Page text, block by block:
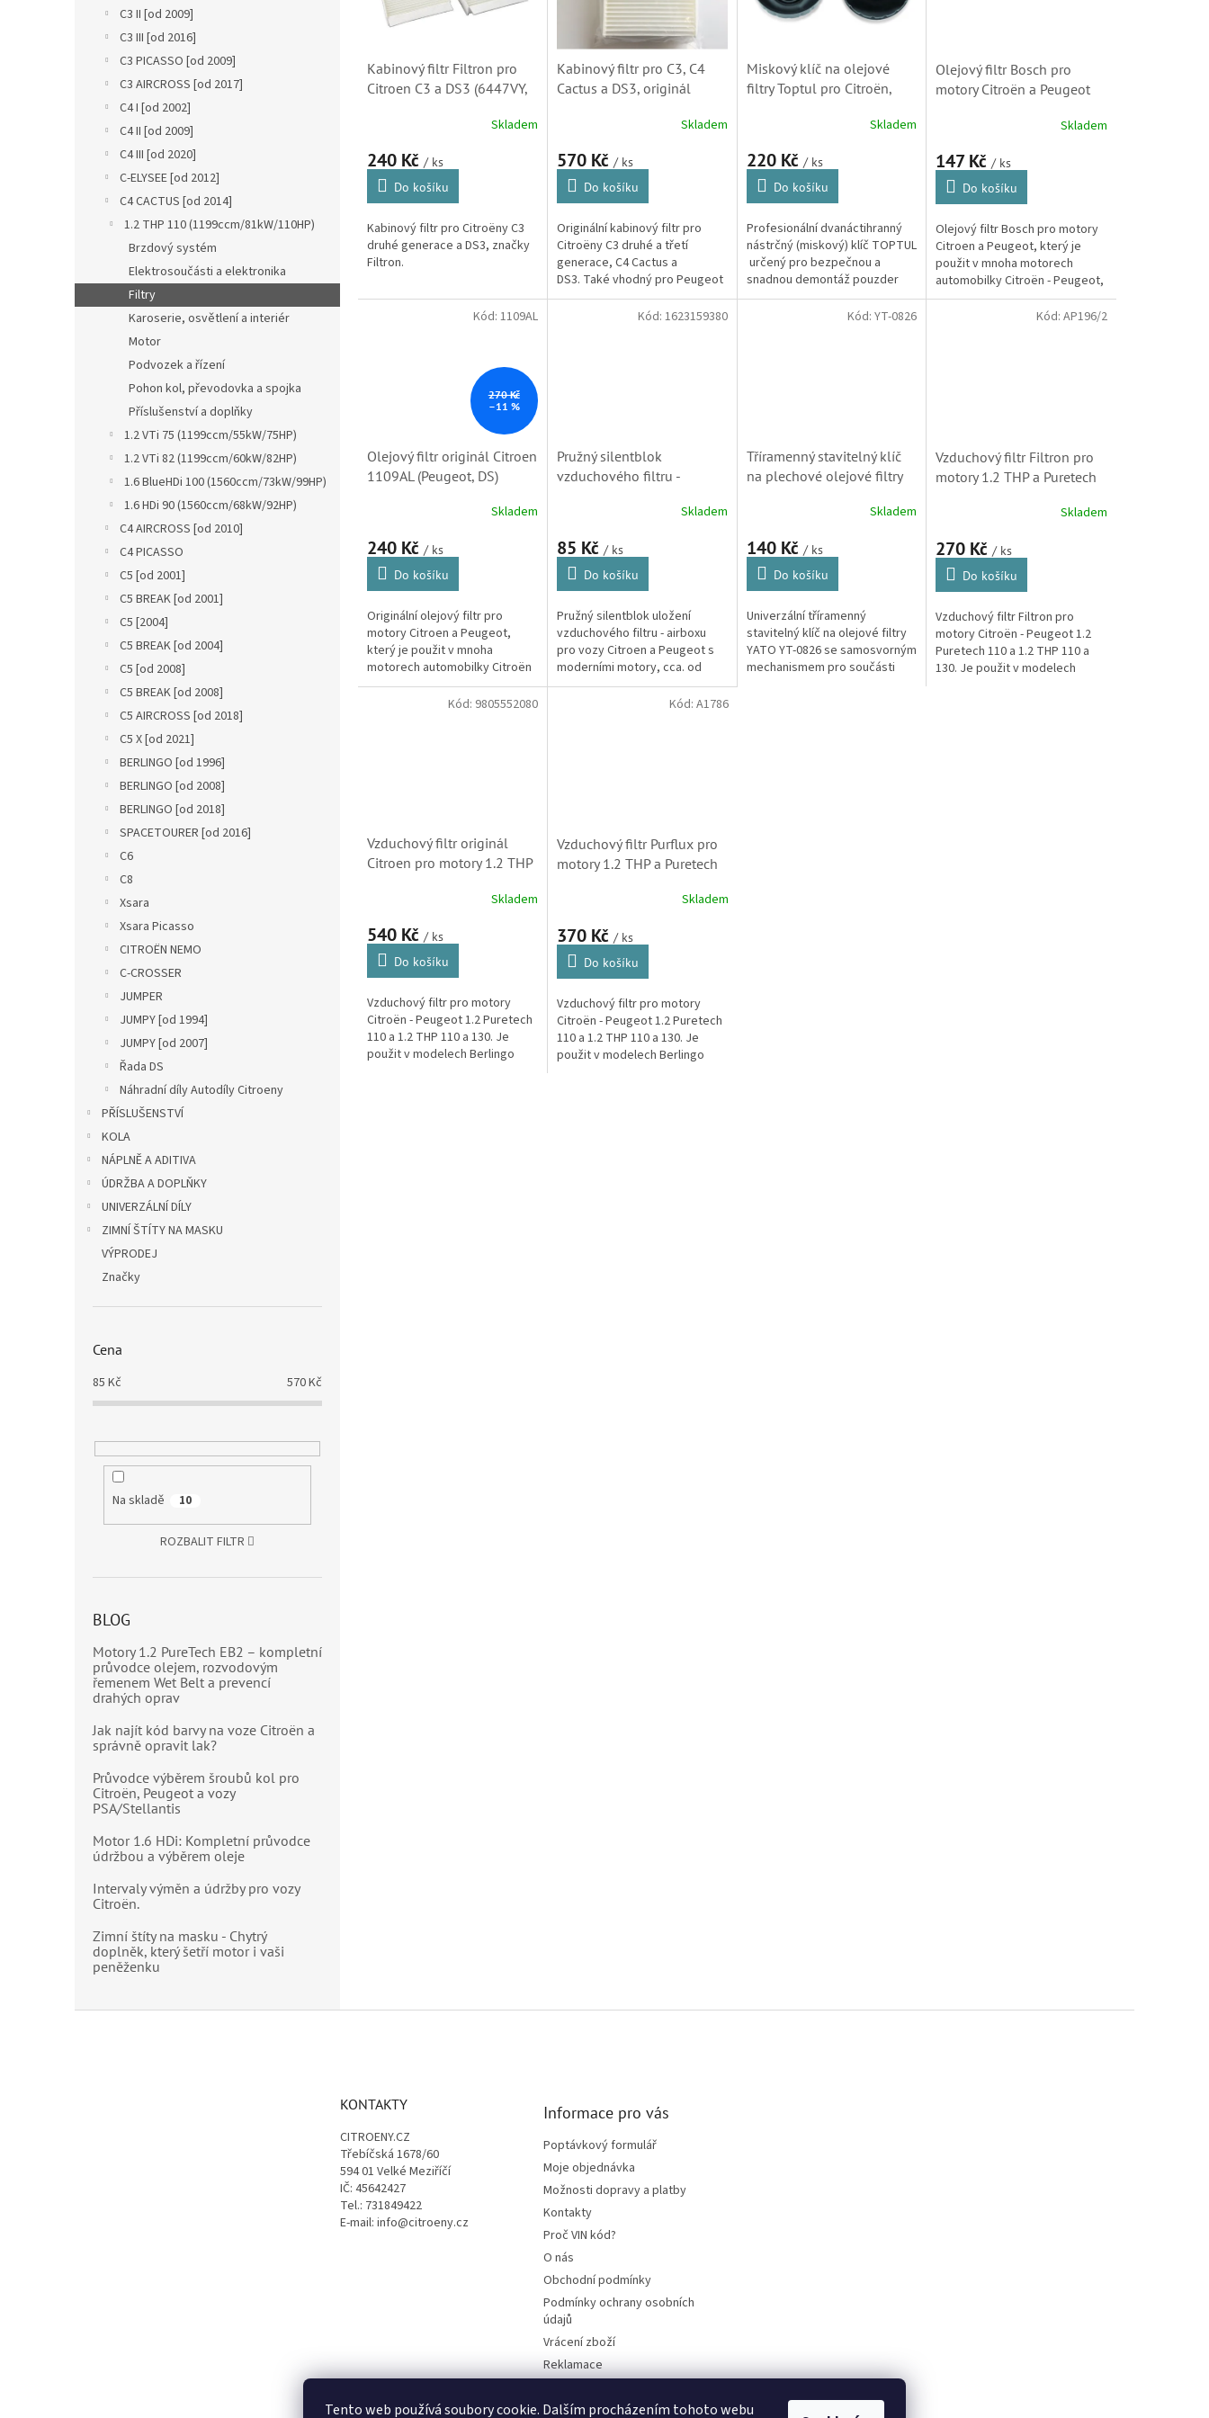
Tento web používá soubory cookie. Dalším procházením tohoto webu
C3 II [od 2009]
C3 III [od 2016]
C3 PICASSO [od 2009]
C3 AIRCROSS [od 2017]
C4 I [od 2002]
C4 II [od 2009]
C4 III [od 2020]
C-ELYSEE [od 2012]
C4 CACTUS [od 2014]
1.2 THP 110 (1199ccm/81kW/110HP)
Brzdový systém
Elektrosoučásti a elektronika
Filtry
Karoserie, osvětlení a interiér
Motor
Podvozek a řízení
Pohon kol, převodovka a spojka
Příslušenství a doplňky
1.2 VTi 75 (1199ccm/55kW/75HP)
1.2 VTi 82 (1199ccm/60kW/82HP)
1.6 BlueHDi 100 (1560ccm/73kW/99HP)
1.6 HDi 90 (1560ccm/68kW/92HP)
C4 AIRCROSS [od 2010]
C4 PICASSO
C5 [od 2001]
C5 BREAK [od 2001]
C5 [2004]
C5 BREAK [od 2004]
C5 [od 2008]
C5 BREAK [od 2008]
C5 AIRCROSS [od 2018]
C5 X [od 2021]
BERLINGO [od 1996]
BERLINGO [od 2008]
BERLINGO [od 2018]
SPACETOURER [od 2016]
C6
C8
Xsara
Xsara Picasso
CITROËN NEMO
C-CROSSER
JUMPER
JUMPY [od 1994]
JUMPY [od 2007]
Řada DS
Náhradní díly Autodíly Citroeny
PŘÍSLUŠENSTVÍ
KOLA
NÁPLNĚ A ADITIVA
ÚDRŽBA A DOPLŇKY
UNIVERZÁLNÍ DÍLY
ZIMNÍ ŠTÍTY NA MASKU
VÝPRODEJ
Značky
Cena
85 Kč 570Kč
Na skladě 10
ROZBALIT FILTR
BLOG
Motory 1.2 PureTech EB2 – kompletní
průvodce olejem, rozvodovým
řemenem Wet Belt a prevencí
drahých oprav
Jak najít kód barvy na voze Citroën a
správně opravit lak?
Průvodce výběrem šroubů kol pro
Citroën, Peugeot a vozy
PSA/Stellantis
Motor 1.6 HDi: Kompletní průvodce
údržbou a výběrem oleje
Intervaly výměn a údržby pro vozy
Citroën.
Zimní štíty na masku - Chytrý
doplněk, který šetří motor i vaši
peněženku
Kabinový filtr Filtron pro
Citroen C3 a DS3 (6447VY,
Skladem
240 Kč / ks
Do košíku
Kabinový filtr pro Citroëny C3
druhé generace a DS3, značky
Filtron.
Kabinový filtr pro C3, C4
Cactus a DS3, originál
Skladem
570 Kč / ks
Do košíku
Originální kabinový filtr pro
Citroëny C3 druhé a třetí
generace, C4 Cactus a
DS3. Také vhodný pro Peugeot
2008, 207, 208 a 3008.
Miskový klíč na olejové
filtry Toptul pro Citroën,
(76 mm, 12 zubů) 3/8"Skladem
220 Kč / ks
Do košíku
Profesionální dvanáctihranný
nástrčný (miskový) klíč TOPTUL
určený pro bezpečnou a
snadnou demontáž pouzder
olejových filtrů o průměru 76
mm s 12 zuby. Vyroben z
Olejový filtr Bosch pro
motory Citroën a Peugeot
Skladem
147 Kč/ ks
Do košíku
Olejový filtr Bosch pro motory
Citroen a Peugeot, který je
použit v mnoha motorech
automobilky Citroën - Peugeot,
jak benzínových tak
270 Kč
–11 %
Olejový filtr originál Citroen
1109AL (Peugeot, DS)
Skladem
240 Kč / ks
Do košíku
Originální olejový filtr pro
motory Citroen a Peugeot,
který je použit v mnoha
motorech automobilky Citroën
- Peugeot, jak benzínových tak
Kód: 1109AL
Pružný silentblok
vzduchového filtru -
Skladem
85 Kč / ks
Do košíku
Pružný silentblok uložení
vzduchového filtru - airboxu
pro vozy Citroen a Peugeot s
moderními motory, cca. od
roku 2010.
Kód: 1623159380
Tříramenný stavitelný klíč
na plechové olejové filtry
Skladem
140 Kč / ks
Do košíku
Univerzální tříramenný
stavitelný klíč na olejové filtry
YATO YT-0826 se samosvorným
mechanismem pro součásti
Kód:YT-0826
Vzduchový filtr Filtron pro
motory 1.2 THP a Puretech
Skladem
270 Kč/ ks
Do košíku
Vzduchový filtr Filtron pro
motory Citroën - Peugeot 1.2
Puretech 110 a 1.2 THP 110 a
130. Je použit v modelech
Kód: AP196/2
Vzduchový filtr originál
Citroen pro motory 1.2 THP
6504759180, 3639109)Skladem
540 Kč / ks
Do košíku
Vzduchový filtr pro motory
Citroën - Peugeot 1.2 Puretech
110 a 1.2 THP 110 a 130. Je
použit v modelech Berlingo
Kód: 9805552080
Vzduchový filtr Purflux pro
motory 1.2 THP a Puretech
Skladem
370 Kč / ks
Do košíku
Vzduchový filtr pro motory
Citroën - Peugeot 1.2 Puretech
110 a 1.2 THP 110 a 130. Je
použit v modelech Berlingo
Kód: A1786
KONTAKTY
CITROENY.CZ
Třebíčská 1678/60
594 01 Velké Meziříčí
IČ: 45642427
Tel.: 731849422
E-mail: info@citroeny.cz
Informace pro vás
Poptávkový formulář
Moje objednávka
Možnosti dopravy a platby
Kontakty
Proč VIN kód?
O nás
Obchodní podmínky
Podmínky ochrany osobních
údajů
Vrácení zboží
Reklamace
BLOG